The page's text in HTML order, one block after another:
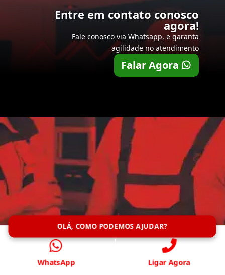
Entre em contato conosco
agora!
Fale conosco via Whatsapp, e garanta
agilidade no atendimento
Falar Agora
OLÁ, COMO PODEMOS AJUDAR?
WhatsApp Ligar Agora